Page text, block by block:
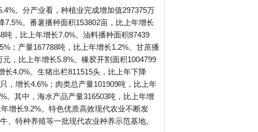
。分产业看，种植业完成增加值297375万
。番薯播种面积153802亩，比上年增长
吨，比上年增长7.0%。油料播种面积87439
；产量167788吨，比上年增长1.2%。甘蔗播
，比上年增长5.8%。橡胶开割面积1004799
4.0%。生猪出栏811515头，比上年下降
，增长4.6%；肉类总产量101909吨，比上年
。其中，海水产品产量316503吨，比上年增
增长9.2%。特色优质高效现代农业不断发
、特种养殖等一批现代农业种养示范基地。